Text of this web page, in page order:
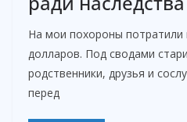
На мои похороны потратили
долларов. Под сводами
родственники, друзья и
перед